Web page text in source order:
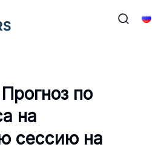
по
на
сессию на